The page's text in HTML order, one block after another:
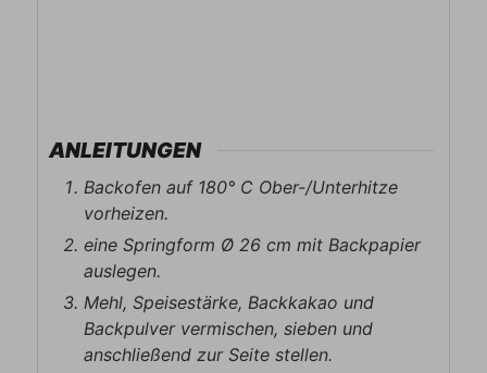
ANLEITUNGEN
Backofen auf 180° C Ober-/Unterhitze
vorheizen.
eine Springform Ø 26 cm mit Backpapier
auslegen.
Mehl, Speisestärke, Backkakao und
Backpulver vermischen, sieben und
anschließend zur Seite stellen.